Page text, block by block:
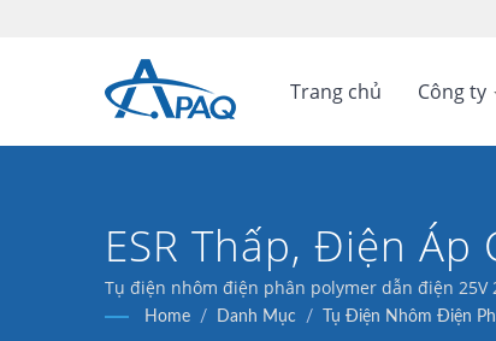
Trang chủ Công ty
ESR Thấp, Điện Áp
Tụ điện nhôm điện phân polymer dẫn điện 25V
ứng dụng lọc.
Home / Danh Mục / Tụ Điện Nhôm Điện